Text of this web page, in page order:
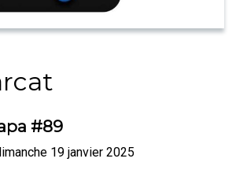
#89
19 janvier 2025